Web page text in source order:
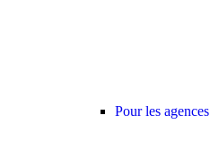
Pour les agences